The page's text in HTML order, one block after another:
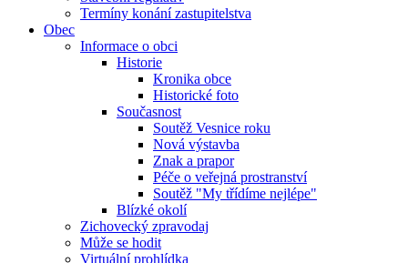
Termíny konání zastupitelstva
Obec
Informace o obci
Historie
Kronika obce
Historické foto
Současnost
Soutěž Vesnice roku
Nová výstavba
Znak a prapor
Péče o veřejná prostranství
Soutěž "My třídíme nejlépe"
Blízké okolí
Zichovecký zpravodaj
Může se hodit
Virtuální prohlídka